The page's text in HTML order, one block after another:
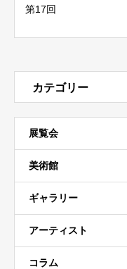
第17回
カテゴリー
展覧会
美術館
ギャラリー
アーティスト
コラム